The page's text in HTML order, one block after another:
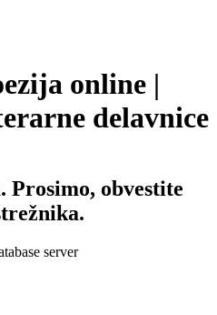
online |
delavnice
Prosimo, obvestite
server